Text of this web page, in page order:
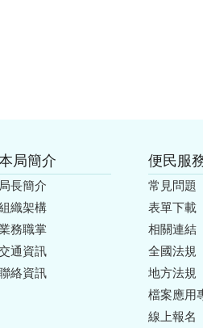
局簡介
局長簡介
織架構
務職掌
通資訊
絡資訊
便民服
常見問題
表單下載
相關連結
全國法規
地方法規
檔案應用
線上報名